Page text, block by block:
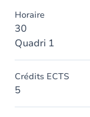
Horaire
30
Quadri 1
Crédits ECTS
5